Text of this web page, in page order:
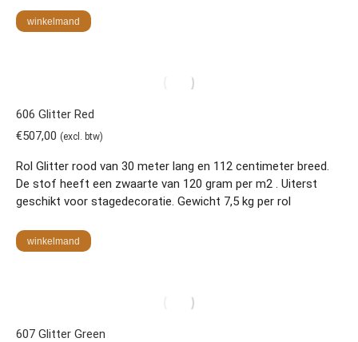
winkelmand
606 Glitter Red
€507,00 (excl. btw)
Rol Glitter rood van 30 meter lang en 112 centimeter breed.
De stof heeft een zwaarte van 120 gram per m2 . Uiterst
geschikt voor stagedecoratie. Gewicht 7,5 kg per rol
winkelmand
607 Glitter Green